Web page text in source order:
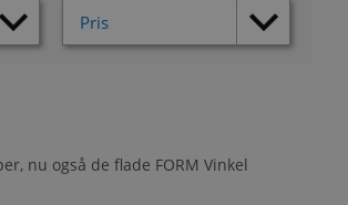
Pris
nu også de flade FORM Vinkel